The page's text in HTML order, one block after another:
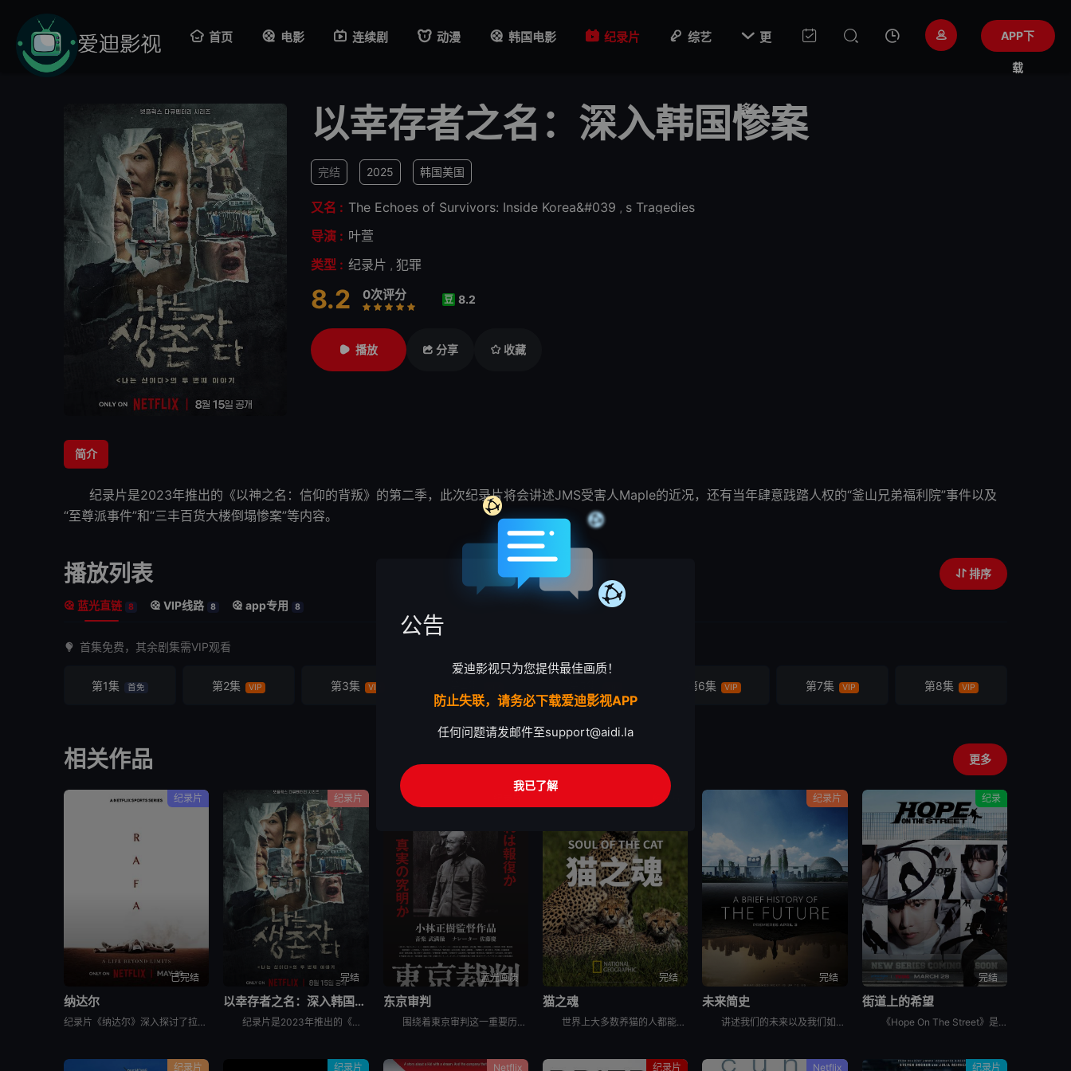
首页 电影 连续剧 动漫 韩国电影 纪录片 综艺  更
多
APP下
载
以幸存者之名：深入韩国惨案
完结 2025 韩国美国
又名 : The Echoes of Survivors: Inside Korea&#039 , s Tragedies
导演 : 叶萱
类型 : 纪录片 , 犯罪
8.2 0次评分
很差
较差还行推荐
力荐
豆 8.2
播放 分享 收藏
简介
纪录片是2023年推出的《以神之名：信仰的背叛》的第二季，此次纪录片将会讲述JMS受害人Maple的近况，还有当年肆意践踏人权的“釜山兄弟福利院”事件以及
“至尊派事件”和“三丰百货大楼倒塌惨案”等内容。
播放列表 排序
蓝光直链 8 VIP线路 8 app专用 8
首集免费，其余剧集需VIP观看
第1集 首免 第2集 VIP 第3集 VIP 第6集 VIP 第7集 VIP 第8集 VIP
相关作品 更多
纪录片
已完结
纳达尔
纪录片《纳达尔》深入探讨了拉斐尔·纳达尔辉煌的网球职业生涯。除了介绍他的比赛表现外，还揭示了他的私人生活、鲜为人知的幕后故事，以及他在 2023 年克服伤病后，在 2024 年重新重返赛场的历程。
纪录片
完结
以幸存者之名：深入韩国惨案
纪录片是2023年推出的《以神之名：信仰的背叛》的第二季，此次纪录片将会讲述JMS受害人Maple的近况，还有当年肆意践踏人权的“釜山兄弟福利院”事件以及“至尊派事件”和“三丰百货大楼倒塌惨案”等
蓝光画质
东京审判
围绕着東京审判这一重要历史事件, 本片除了讲述过程外, 更重要的还是提出了一系列国际法法律问题和伦理道德疑问, 如事后法问题, 战争罪的有無, 以及个人辩护和国家辩护的选择和远东国际法庭战犯的选择
纪录片
完结
猫之魂
世界上大多数养猫的人都能通过宠物的眼睛窥见动物的野性。这部纪录片着眼于家猫和它们的野生表亲们，以及它们的祖先之间，在行为上隐约可见的关联。镜头特别勾勒出这些相似之处，并向所谓的“主人们”（如果猫真
纪录片
完结
未来简史
讲述我们的未来以及我们如何重新构想它们。由著名未来学家阿里·瓦拉赫主持，邀请观众踏上一次环游世界的旅程，充满发现、希望和可能性，了解我们今天所处的位置以及接下来会发生什么。将历史、科学和意想不到的
纪录
完结
街道上的希望
《Hope On The Street》是防弹少年团郑号锡（j-hope）推出的同名舞蹈练习日记内容。讲述j-hope在入伍前访问日本大阪、法国巴黎、美国纽约、韩国首尔和光州，并与当地的舞蹈家通过
纪录片 纪录片 Netflix 纪录片 Netflix 纪录片
公告
爱迪影视只为您提供最佳画质！
防止失联，请务必下载爱迪影视APP
任何问题请发邮件至support@aidi.la
我已了解